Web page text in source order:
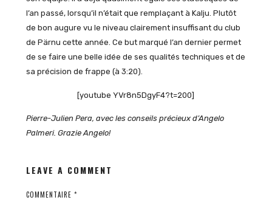
l’an passé, lorsqu’il n’était que remplaçant à Kalju. Plutôt
de bon augure vu le niveau clairement insuffisant du club
de Pärnu cette année. Ce but marqué l’an dernier permet
de se faire une belle idée de ses qualités techniques et de
sa précision de frappe (à 3:20).
[youtube YVr8n5DgyF4?t=200]
Pierre-Julien Pera, avec les conseils précieux d’Angelo
Palmeri. Grazie Angelo!
LEAVE A COMMENT
COMMENTAIRE *